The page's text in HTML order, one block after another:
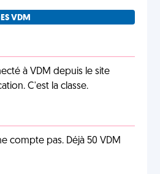
VDM
à VDM depuis le site
C'est la classe.
compte pas. Déjà 50 VDM